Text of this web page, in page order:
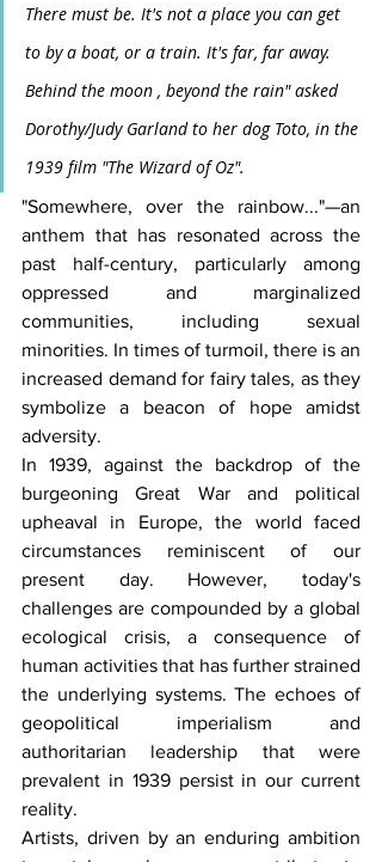
There must be. It's not a place you can get
to by a boat, or a train. It's far, far away.
Behind the moon , beyond the rain" asked
Dorothy/Judy Garland to her dog Toto, in the
1939 film "The Wizard of Oz".
"Somewhere, over the rainbow..."—an
anthem that has resonated across the
past half-century, particularly among
oppressed and marginalized
communities, including sexual
minorities. In times of turmoil, there is an
increased demand for fairy tales, as they
symbolize a beacon of hope amidst
adversity.
In 1939, against the backdrop of the
burgeoning Great War and political
upheaval in Europe, the world faced
circumstances reminiscent of our
present day. However, today's
challenges are compounded by a global
ecological crisis, a consequence of
human activities that has further strained
the underlying systems. The echoes of
geopolitical imperialism and
authoritarian leadership that were
prevalent in 1939 persist in our current
reality.
Artists, driven by an enduring ambition